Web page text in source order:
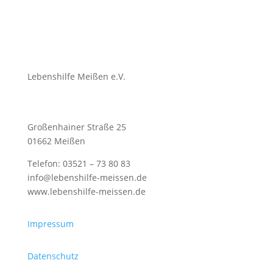
Lebenshilfe Meißen e.V.
Großenhainer Straße 25
01662 Meißen
Telefon: 03521 – 73 80 83
info@lebenshilfe-meissen.de
www.lebenshilfe-meissen.de
Impressum
Datenschutz